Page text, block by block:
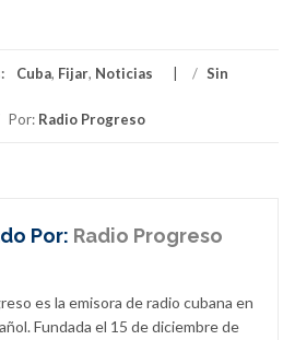
Cuba, Fijar, Noticias / Sin
Por: Radio Progreso
Por: Radio Progreso
es la emisora de radio cubana en
Fundada el 15 de diciembre de